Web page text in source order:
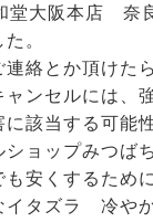
堂大阪本店 奈
。
絡とか頂けた
ンセルには、
該当する可能
ョップみつば
安くするため
イタズラ 冷や